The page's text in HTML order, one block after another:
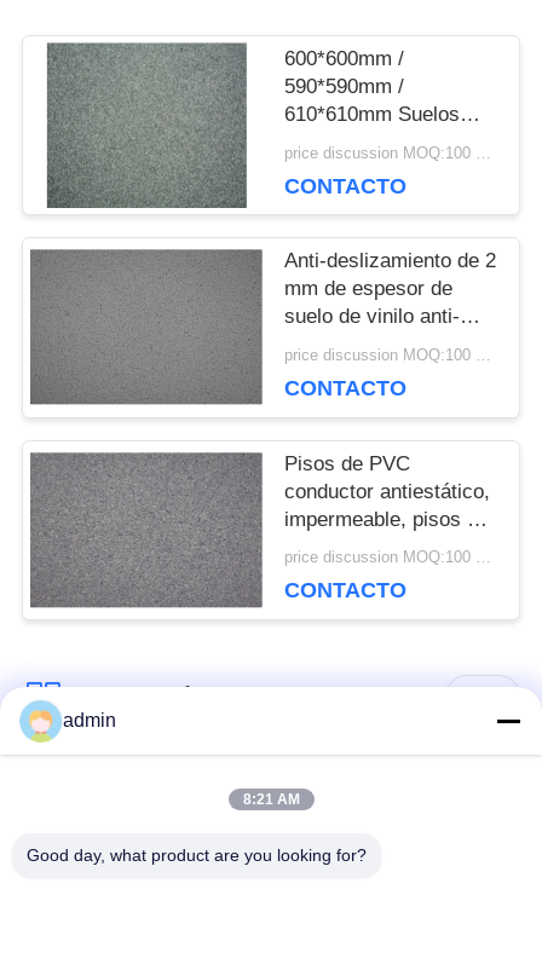
NOSOTROS
NOTICIAS
CASOS
DE
TRABAJO
SOLICITAR
UNA CITA
MAPA
DEL
POLÍTICA
PRIVACIDAD
600*600mm /
590*590mm /
610*610mm Suelos
antistaticos con
price discussion MOQ:100 metros cuadrados
CONTACTO
Anti-deslizamiento de 2
mm de espesor de
suelo de vinilo anti-
estático CE / SGS /
price discussion MOQ:100 metros cuadrados
CONTACTO
Pisos de PVC
conductor antiestático,
impermeable, pisos de
vinilo Esd para la sala price discussion MOQ:100 metros cuadrados
CONTACTO
Categorías Populares
suelo de lujo de la
admin
8:21 AM
Good day, what product are you looking for?